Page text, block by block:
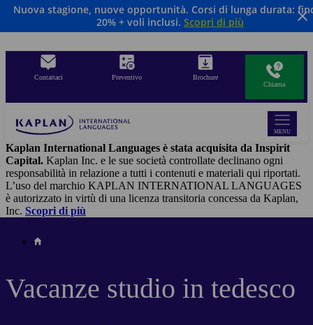
Salta
principale
Contattaci Preventivo
Brochure
Chiama
MENU
Kaplan International Languages è stata acquisita da Inspirit
Capital. Kaplan Inc. e le sue società controllate declinano ogni
responsabilità in relazione a tutti i contenuti e materiali qui riportati.
L’uso del marchio KAPLAN INTERNATIONAL LANGUAGES
è autorizzato in virtù di una licenza transitoria concessa da Kaplan,
Inc. Scopri di più
Nuova stagione, nuove opportunità. Corsi di lunga durata:
20% + voli inclusi. Scopri di più
Vacanze studio in tedesco